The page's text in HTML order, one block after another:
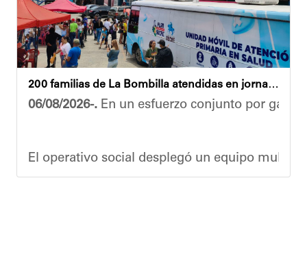
Yois Coellar
200 familias de La Bombilla atendidas en jornada integral
06/08/2026-. En un esfuerzo conjunto por
El operativo social desplegó un equipo